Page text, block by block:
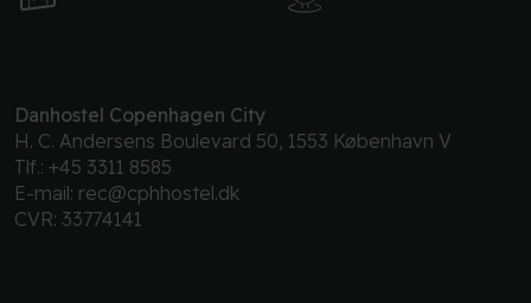
Danhostel Copenhagen City
H. C. Andersens Boulevard 50, 1553 København V
Tlf.: +45 3311 8585
E-mail: rec@cphhostel.dk
CVR: 33774141